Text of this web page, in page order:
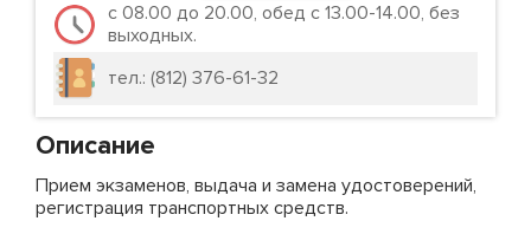
с 08.00 до 20.00, обед с 13.00-14.00, без
выходных.
тел.: (812) 376-61-32
Описание
Прием экзаменов, выдача и замена удостоверений,
регистрация транспортных средств.